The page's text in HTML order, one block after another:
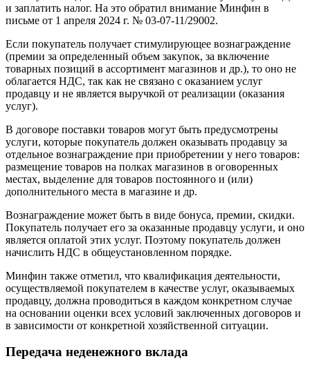
и заплатить налог. На это обратил внимание Минфин в
письме от 1 апреля 2024 г. № 03-07-11/29002.
Если покупатель получает стимулирующее вознаграждение
(премии за определенный объем закупок, за включение
товарных позиций в ассортимент магазинов и др.), то оно не
облагается НДС, так как не связано с оказанием услуг
продавцу и не является выручкой от реализации (оказания
услуг).
В договоре поставки товаров могут быть предусмотрены
услуги, которые покупатель должен оказывать продавцу за
отдельное вознаграждение при приобретении у него товаров:
размещение товаров на полках магазинов в оговоренных
местах, выделение для товаров постоянного и (или)
дополнительного места в магазине и др.
Вознаграждение может быть в виде бонуса, премии, скидки.
Покупатель получает его за оказанные продавцу услуги, и оно
является оплатой этих услуг. Поэтому покупатель должен
начислить НДС в общеустановленном порядке.
Минфин также отметил, что квалификация деятельности,
осуществляемой покупателем в качестве услуг, оказываемых
продавцу, должна проводиться в каждом конкретном случае
на основании оценки всех условий заключенных договоров и
в зависимости от конкретной хозяйственной ситуации.
Передача неденежного вклада